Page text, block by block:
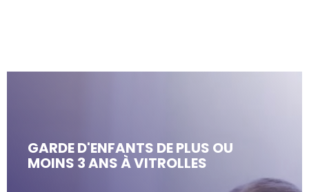
GARDE D'ENFANTS DE PLUS OU
MOINS 3 ANS À VITROLLES